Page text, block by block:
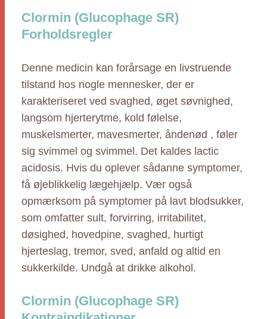
Clormin (Glucophage SR)
Forholdsregler
Denne medicin kan forårsage en livstruende
tilstand hos nogle mennesker, der er
karakteriseret ved svaghed, øget søvnighed,
langsom hjerterytme, kold følelse,
muskelsmerter, mavesmerter, åndenød , føler
sig svimmel og svimmel. Det kaldes lactic
acidosis. Hvis du oplever sådanne symptomer,
få øjeblikkelig lægehjælp. Vær også
opmærksom på symptomer på lavt blodsukker,
som omfatter sult, forvirring, irritabilitet,
døsighed, hovedpine, svaghed, hurtigt
hjerteslag, tremor, sved, anfald og altid en
sukkerkilde. Undgå at drikke alkohol.
Clormin (Glucophage SR)